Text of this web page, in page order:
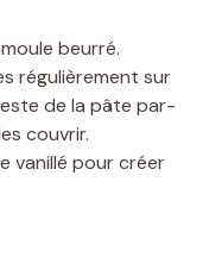
beurré.
régulièrement sur
de la pâte par-
couvrir.
vanillé pour créer